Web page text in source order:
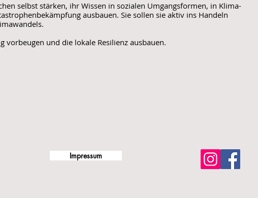
selbst stärken, ihr Wissen in sozialen Umgangsformen, in Klima-
ausbauen. Sie sollen sie aktiv ins Handeln
und die lokale Resilienz ausbauen.
Impressum